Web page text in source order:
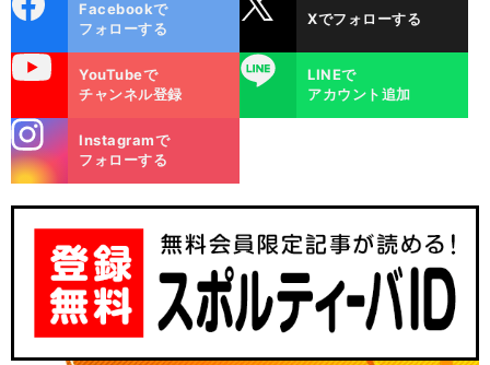
ok
Facebookで
フォローする
Xでフォローする
YouTubeで
チャンネル登録
LINE
LINEで
アカウント追加
m
Instagramで
フォローする